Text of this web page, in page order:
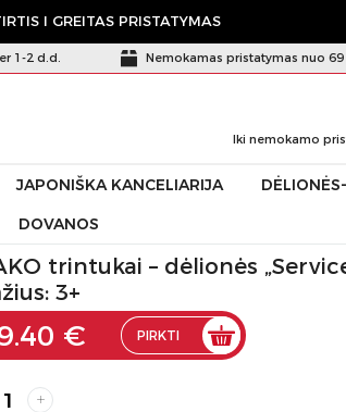
I GREITAS PRISTATYMAS
1-2 d.d. Nemokamas pristatymas nuo 69
Iki nemokamo
JAPONIŠKA KANCELIARIJA
DOVANOS
Mix
trintukai – dėlionės
3+
€ PIRKTI
+